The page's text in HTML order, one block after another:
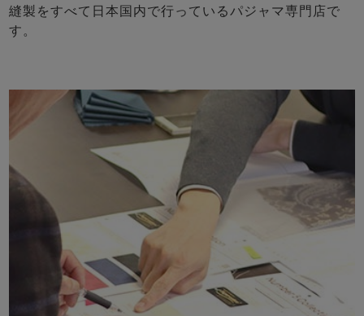
縫製をすべて日本国内で行っているパジャマ専門店で
す。